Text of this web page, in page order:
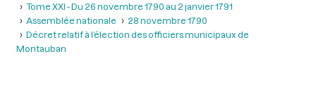
Tome XXI - Du 26 novembre 1790 au 2 janvier 1791
Assemblée nationale
28 novembre 1790
Décret relatif à l’élection des officiers municipaux de
Montauban